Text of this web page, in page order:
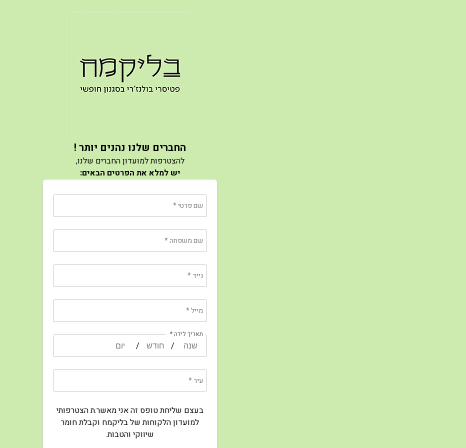
החברים שלנו נהנים יותר !
להצטרפות למועדון החברים שלנו,
יש למלא את הפרטים הבאים:
שם פרטי*
שם משפחה*
נייד*
מייל*
/ /
תאריך לידה *
עיר *
בעצם שליחת טופס זה אני מאשר.ת הצטרפותי
למועדון הלקוחות של בליקמח וקבלת חומר
שיווקי והטבות.